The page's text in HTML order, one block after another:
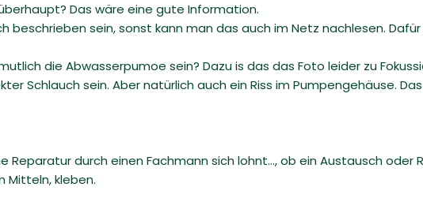
Das wäre eine gute Information.
beschrieben sein, sonst kann man das auch im Netz nachlesen.
die Abwasserpumoe sein? Dazu is das das Foto leider zu
Schlauch sein. Aber natürlich auch ein Riss im Pumpengehäuse.
Reparatur durch einen Fachmann sich lohnt..., ob ein Austausch
Mitteln, kleben.